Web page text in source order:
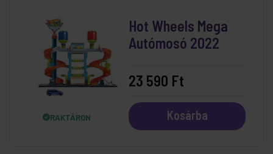
RAKTÁRON
Hot Wheels Mega
Autómosó 2022
23 590 Ft
Kosárba